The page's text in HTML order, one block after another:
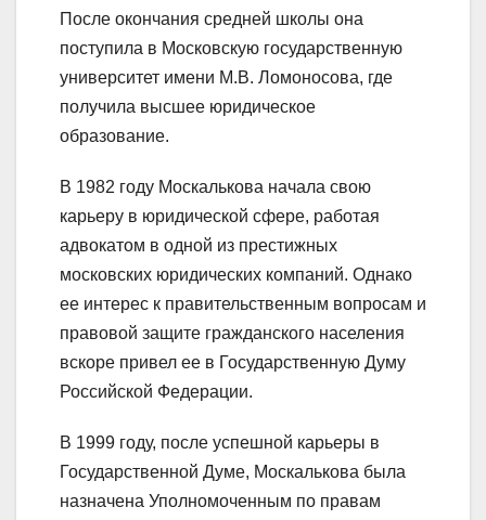
После окончания средней школы она
поступила в Московскую государственную
университет имени М.В. Ломоносова, где
получила высшее юридическое
образование.
В 1982 году Москалькова начала свою
карьеру в юридической сфере, работая
адвокатом в одной из престижных
московских юридических компаний. Однако
ее интерес к правительственным вопросам и
правовой защите гражданского населения
вскоре привел ее в Государственную Думу
Российской Федерации.
В 1999 году, после успешной карьеры в
Государственной Думе, Москалькова была
назначена Уполномоченным по правам